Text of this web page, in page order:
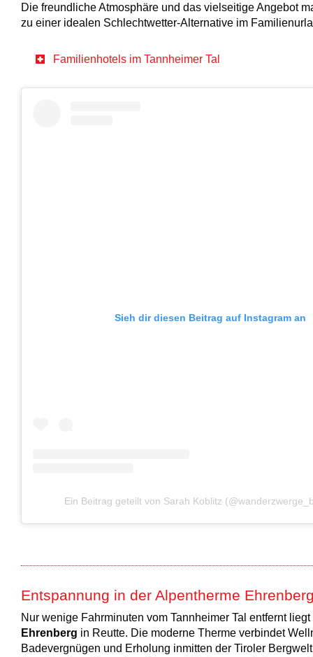
Die freundliche Atmosphäre und das vielseitige Angebot
zu einer idealen Schlechtwetter-Alternative im
Familienhotels im Tannheimer Tal
Sieh dir diesen Beitrag auf Instagram an
Ein Beitrag geteilt von Sarah Koblitz
Entspannung in der Alpentherme
Nur wenige Fahrminuten vom Tannheimer Tal entfernt
Ehrenberg in Reutte. Die moderne Therme verbindet
Badevergnügen und Erholung inmitten der Tiroler